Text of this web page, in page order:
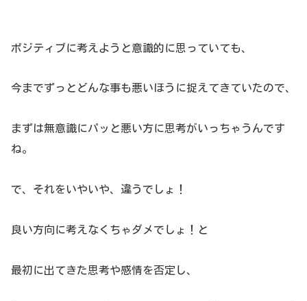
ポジティブに考えようと意識的に思っていても、
今までずっとどんな事も悪いほうに捉えてきていたので、
まずは無意識にパッと悪い方に思考がいっちゃうんです
ね。
で、それをいやいや、違うでしょ！
良い方向に考えなくちゃダメでしょ！と
最初に出てきた思考や感情を否定し、